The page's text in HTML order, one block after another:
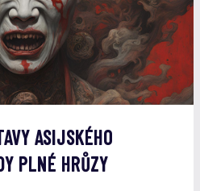
ASIJSKÉHO
PLNÉ HRŮZY